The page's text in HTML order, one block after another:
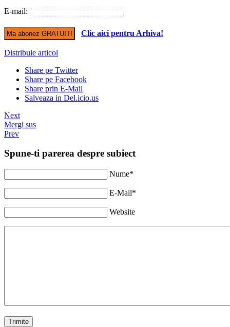
E-mail:
Clic aici pentru Arhiva!
Distribuie articol
Share pe Twitter
Share pe Facebook
Share prin E-Mail
Salveaza in Del.icio.us
Next
Mergi sus
Prev
Spune-ti parerea despre subiect
Nume*
E-Mail*
Website